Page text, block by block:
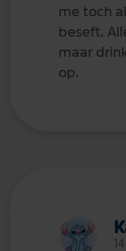
me toch
beseft.
maar
op.